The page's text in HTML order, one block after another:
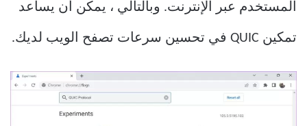
المستخدم عبر الإنترنت. وبالتالي ، يمكن أن يساعد
تمكين QUIC في تحسين سرعات تصفح الويب لديك.